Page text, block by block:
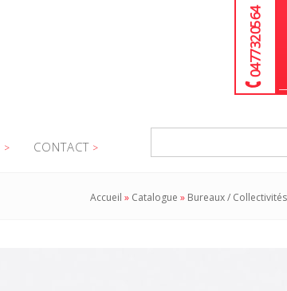
04 77 32 05 64
CONTACT
Accueil » Catalogue » Bureaux / Collectivités